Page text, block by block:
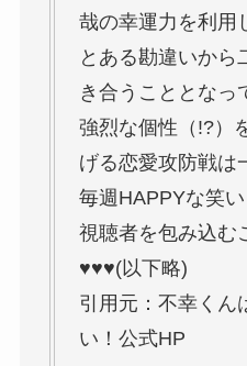
哉の幸運力を利用
とある勘違いから
き合うこととなっ
強烈な個性（!?）
げる恋愛攻防戦は
毎週HAPPYな笑
視聴者を包み込む
♥♥♥(以下略)
引用元：不幸くん
い！公式HP